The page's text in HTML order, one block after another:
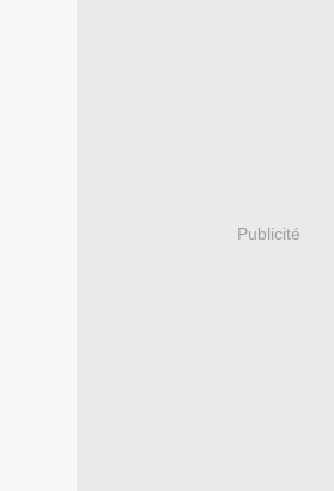
Publicité